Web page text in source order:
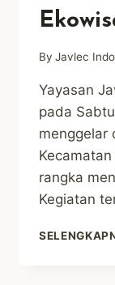
By Javlec
Yayasan
pada
menggelar
rangka
Kegiatan